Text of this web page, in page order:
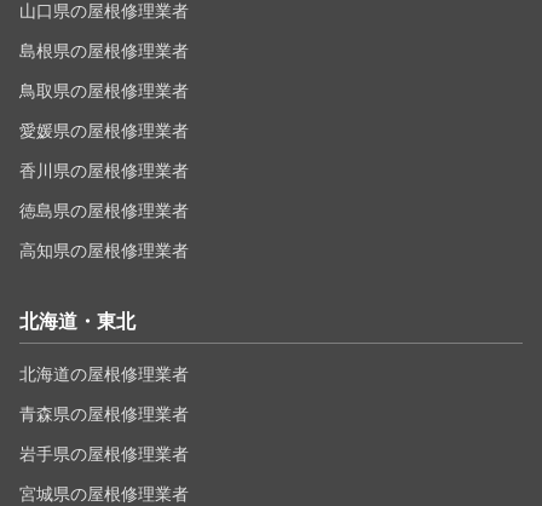
山口県の屋根修理業者
島根県の屋根修理業者
鳥取県の屋根修理業者
愛媛県の屋根修理業者
香川県の屋根修理業者
徳島県の屋根修理業者
高知県の屋根修理業者
北海道・東北
北海道の屋根修理業者
青森県の屋根修理業者
岩手県の屋根修理業者
宮城県の屋根修理業者